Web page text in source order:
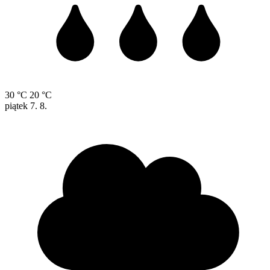
30 °C 20 °C
piątek 7. 8.